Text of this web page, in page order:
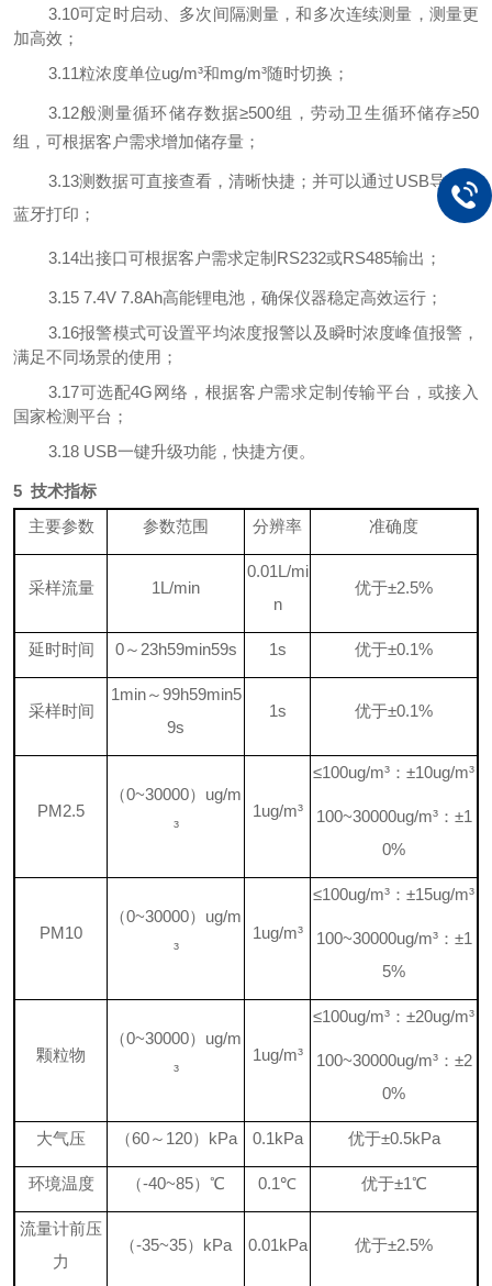
3.10可定时启动、多次间隔测量，和多次连续测量，测量更
加高效；
3.11粒浓度单位ug/m³和mg/m³随时切换；
3.12般测量循环储存数据≥500组，劳动卫生循环储存≥50
组，可根据客户需求增加储存量；
3.13测数据可直接查看，清晰快捷；并可以通过USB导出或
蓝牙打印；
3.14出接口可根据客户需求定制 RS232或RS485输出；
3.15 7.4V 7.8Ah高能锂电池，确保仪器稳定高效运行；
3.16报警模式可设置平均浓度报警以及瞬时浓度峰值报警，
满足不同场景的使用；
3.17可选配4G网络，根据客户需求定制传输平台，或接入
国家检测平台；
3.18 USB一键升级功能，快捷方便。
5 技术指标
主要参数
参数范围 分辨率 准确度
采样流量 1L/min
0.01L/mi
n
优于±2.5%
延时时间 0～ 23h59min59s 1s 优于±0.1%
采样时间
1min～99h59min5
9s
1s 优于±0.1%
PM2.5
（0~30000） ug/m
³
1ug/m³
≤100ug/m³：±10ug/m³
100~30000ug/m³：±1
0%
PM10
（0~30000） ug/m
³
1ug/m³
≤100ug/m³：±15ug/m³
100~30000ug/m³：±1
5%
颗粒物
（0~30000） ug/m
³
1ug/m³
≤100ug/m³：±20ug/m³
100~30000ug/m³：±2
0%
大气压 （60～ 120） kPa 0.1kPa 优于±0.5kPa
环境温度 （-40~85） ℃ 0.1℃ 优于±1℃
流量计前压
力
（-35~35） kPa 0.01kPa 优于±2.5%